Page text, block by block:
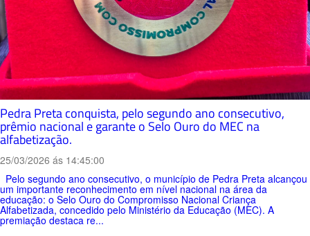
Pedra Preta conquista, pelo segundo ano consecutivo,
prêmio nacional e garante o Selo Ouro do MEC na
alfabetização.
25/03/2026 ás 14:45:00
Pelo segundo ano consecutivo, o município de Pedra Preta alcançou
um importante reconhecimento em nível nacional na área da
educação: o Selo Ouro do Compromisso Nacional Criança
Alfabetizada, concedido pelo Ministério da Educação (MEC). A
premiação destaca re...